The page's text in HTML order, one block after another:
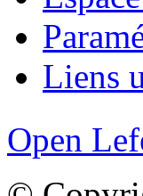
Liens
Open